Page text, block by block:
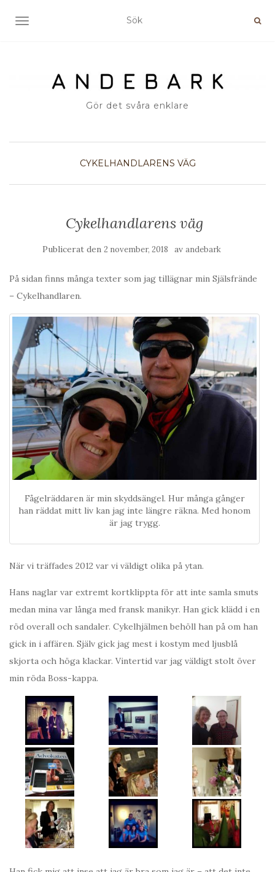
SLÅ PÅ/AV NAVIGERING
Gör det svåra enklare
CYKELHANDLARENS VÄG
Cykelhandlarens väg
Publicerat den 2 november, 2018 av andebark
På sidan finns många texter som jag tillägnar min Själsfrände
– Cykelhandlaren.
Fågelräddaren är min skyddsängel. Hur många gånger
han räddat mitt liv kan jag inte längre räkna. Med honom
är jag trygg.
När vi träffades 2012 var vi väldigt olika på ytan.
Hans naglar var extremt kortklippta för att inte samla smuts
medan mina var långa med fransk manikyr. Han gick klädd i en
röd overall och sandaler. Cykelhjälmen behöll han på om han
gick in i affären. Själv gick jag mest i kostym med ljusblå
skjorta och höga klackar. Vintertid var jag väldigt stolt över
min röda Boss-kappa.